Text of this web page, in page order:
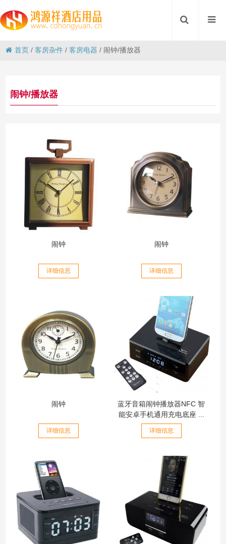
首页 /客房杂件 /客房电器 / 闹钟/播放器
闹钟/播放器
闹钟
详细信息
闹钟
详细信息
闹钟
详细信息
蓝牙音箱闹钟播放器NFC 智
能安卓手机通用充电底座 ...
详细信息